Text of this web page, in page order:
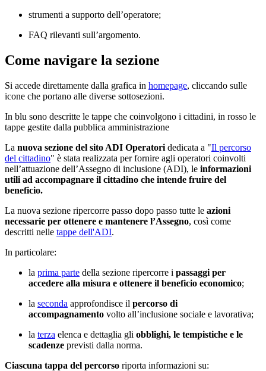
strumenti a supporto dell’operatore;
FAQ rilevanti sull’argomento.
Come navigare la sezione
Si accede direttamente dalla grafica in homepage, cliccando sulle
icone che portano alle diverse sottosezioni.
In blu sono descritte le tappe che coinvolgono i cittadini, in rosso le
tappe gestite dalla pubblica amministrazione
La nuova sezione del sito ADI Operatori dedicata a "Il percorso
del cittadino" è stata realizzata per fornire agli operatori coinvolti
nell’attuazione dell’Assegno di inclusione (ADI), le informazioni
utili ad accompagnare il cittadino che intende fruire del
beneficio.
La nuova sezione ripercorre passo dopo passo tutte le azioni
necessarie per ottenere e mantenere l’Assegno, così come
descritti nelle tappe dell'ADI.
In particolare:
la prima parte della sezione ripercorre i passaggi per
accedere alla misura e ottenere il beneficio economico;
la seconda approfondisce il percorso di
accompagnamento volto all’inclusione sociale e lavorativa;
la terza elenca e dettaglia gli obblighi, le tempistiche e le
scadenze previsti dalla norma.
Ciascuna tappa del percorso riporta informazioni su: